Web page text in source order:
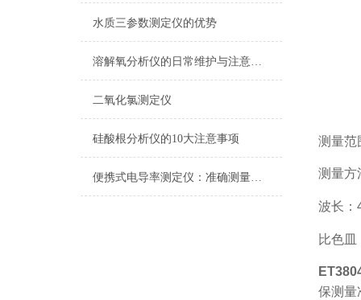
水质三参数测定仪的优势
溶解氧分析仪的日常维护与注意事项
二氧化氯测定仪
硅酸根分析仪的10大注意事项
便携式电导率测定仪：准确测量水质电导率，保障饮用水安全与健康
测量范
测量方
波长：
比色
保测量